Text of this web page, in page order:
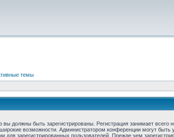
темы
должны быть зарегистрированы. Регистрация занимает всего
возможности. Администратором конференции могут быть
для зарегистрированных пользователей. Прежде чем